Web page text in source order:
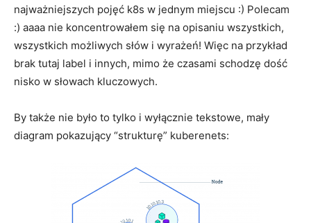
najważniejszych pojęć k8s w jednym miejscu :) Polecam
:) aaaa nie koncentrowałem się na opisaniu wszystkich,
wszystkich możliwych słów i wyrażeń! Więc na przykład
brak tutaj label i innych, mimo że czasami schodzę dość
nisko w słowach kluczowych.
By także nie było to tylko i wyłącznie tekstowe, mały
diagram pokazujący “strukturę” kuberenets: